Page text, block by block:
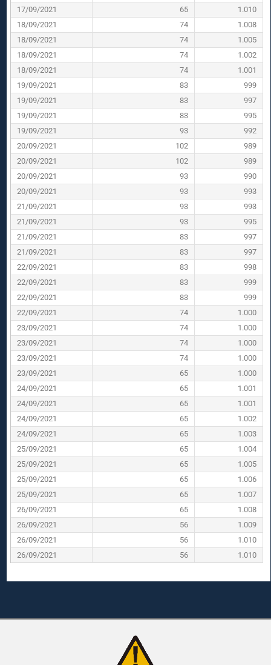
17/09/2021
65
1.010
18/09/2021
74
1.008
18/09/2021
74
1.005
18/09/2021
74
1.002
18/09/2021
74
1.001
19/09/2021
83
999
19/09/2021
83
997
19/09/2021
83
995
19/09/2021
93
992
20/09/2021
102
989
20/09/2021
102
989
20/09/2021
93
990
20/09/2021
93
993
21/09/2021
93
993
21/09/2021
93
995
21/09/2021
83
997
21/09/2021
83
997
22/09/2021
83
998
22/09/2021
83
999
22/09/2021
83
999
22/09/2021
74
1.000
23/09/2021
74
1.000
23/09/2021
74
1.000
23/09/2021
74
1.000
23/09/2021
65
1.000
24/09/2021
65
1.001
24/09/2021
65
1.001
24/09/2021
65
1.002
24/09/2021
65
1.003
25/09/2021
65
1.004
25/09/2021
65
1.005
25/09/2021
65
1.006
25/09/2021
65
1.007
26/09/2021
65
1.008
26/09/2021
56
1.009
26/09/2021
56
1.010
26/09/2021
56 1.010